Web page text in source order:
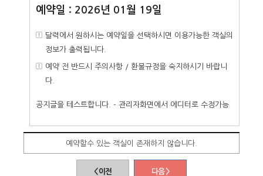
예약일 : 2026년 01월 19일
달력에서 원하시는 예약일을 선택하시면 이용가능한 객실의
정보가 출력됩니다.
예약 전 반드시 주의사항 / 환불규정을 숙지하시기 바랍니
다.
공지글을 테스트합니다. - 관리자화면에서 에디터로 수정가능
예약할수 있는 객실이 존재하지 않습니다.
< 이전 다음 >